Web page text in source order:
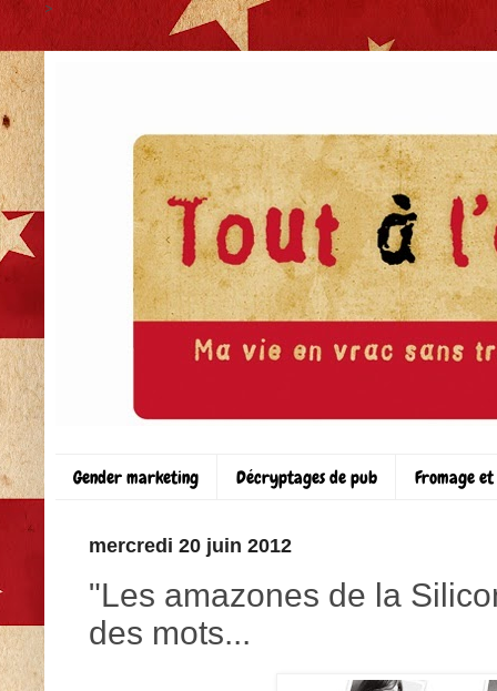
>
Gender marketing Décryptages de pub Fromage
mercredi 20 juin 2012
"Les amazones de la
des mots...